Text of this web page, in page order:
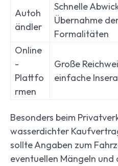
Autoh
ändler
Schnelle
Übernahme
Formalitäten
Online
-
Plattfo
rmen
Große
einfache
Besonders beim
wasserdichter
sollte Angaben zum
eventuellen Mängeln und